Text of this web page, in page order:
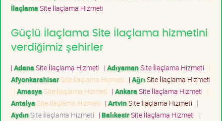
İlaçlamaSite İlaçlama Hizmeti
Güçlü İlaçlama Site İlaçlama hizmetini
verdiğimiz şehirler
| AdanaSite İlaçlama Hizmeti | AdıyamanSite İlaçlama Hizmeti |
AfyonkarahisarSite İlaçlama Hizmeti | AğrıSite İlaçlama Hizmeti
| Amasya Site İlaçlama Hizmeti | AnkaraSite İlaçlama Hizmeti |
Antalya Site İlaçlama Hizmeti | ArtvinSite İlaçlama Hizmeti |
AydınSite İlaçlama Hizmeti | BalıkesirSite İlaçlama Hizmeti |